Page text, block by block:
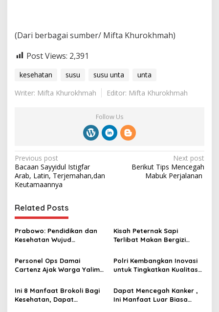
(Dari berbagai sumber/ Mifta Khurokhmah)
Post Views: 2,391
kesehatan susu susu unta
unta
Writer: Mifta Khurokhmah
Editor: Mifta Khurokhmah
Follow Us
P
o
s
t
n
a
v
i
g
t
Previous post
Bacaan Sayyidul Istigfar
Arab, Latin, Terjemahan,dan
Keutamaannya
Next post
Berikut Tips Mencegah
Mabuk Perjalanan ‎
Related Posts
Prabowo: Pendidikan dan
Kesehatan Wujud
Sebenarnya
Kisah Peternak Sapi
Terlibat Makan Bergizi
Terserap
Personel Ops Damai
Cartenz Ajak Warga Yalimo
Ciptakan Kedamaian
Polri Kembangkan Inovasi
untuk Tingkatkan Kualitas
Kalsel
Ini 8 Manfaat Brokoli Bagi
Kesehatan, Dapat
Dapat Mencegah Kanker ,
Ini Manfaat Luar Biasa